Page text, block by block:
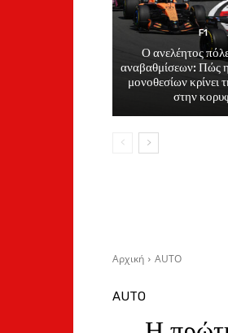
F1
Ο ανελέητος
αναβαθμίσεων: Πώς
μονοθεσίων κρίνει
στην